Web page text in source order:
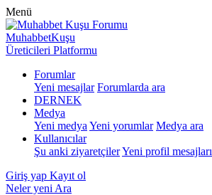
Menü
MuhabbetKuşu
Üreticileri Platformu
Forumlar
Yeni mesajlar Forumlarda ara
DERNEK
Medya
Yeni medya Yeni yorumlar Medya ara
Kullanıcılar
Şu anki ziyaretçilerYeni profil mesajları
Giriş yap Kayıt ol
Neler yeni Ara